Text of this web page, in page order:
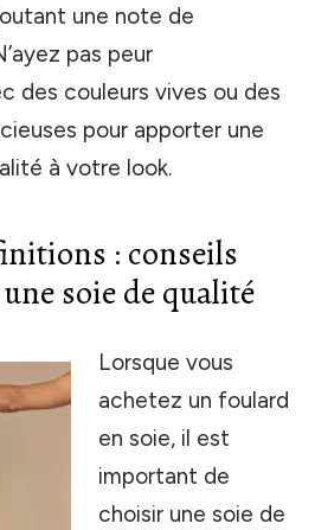
une note de
pas peur
des couleurs vives ou des
pour apporter une
à votre look.
: conseils
soie de qualité
Lorsque vous
achetez un foulard
en soie, il est
important de
choisir une soie de